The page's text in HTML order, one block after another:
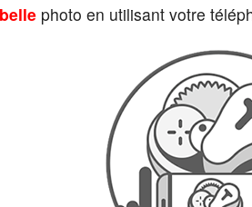
belle photo en utilisant votre